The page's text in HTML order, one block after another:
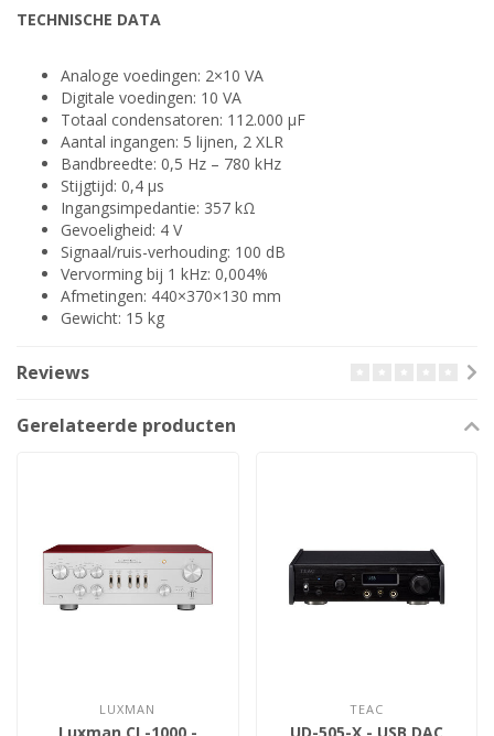
TECHNISCHE DATA
Analoge voedingen: 2×10 VA
Digitale voedingen: 10 VA
Totaal condensatoren: 112.000 µF
Aantal ingangen: 5 lijnen, 2 XLR
Bandbreedte: 0,5 Hz – 780 kHz
Stijgtijd: 0,4 µs
Ingangsimpedantie: 357 kΩ
Gevoeligheid: 4 V
Signaal/ruis-verhouding: 100 dB
Vervorming bij 1 kHz: 0,004%
Afmetingen: 440×370×130 mm
Gewicht: 15 kg
Reviews
Gerelateerde producten
LUXMAN TEAC